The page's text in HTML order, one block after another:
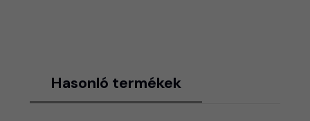
Hasonló termékek